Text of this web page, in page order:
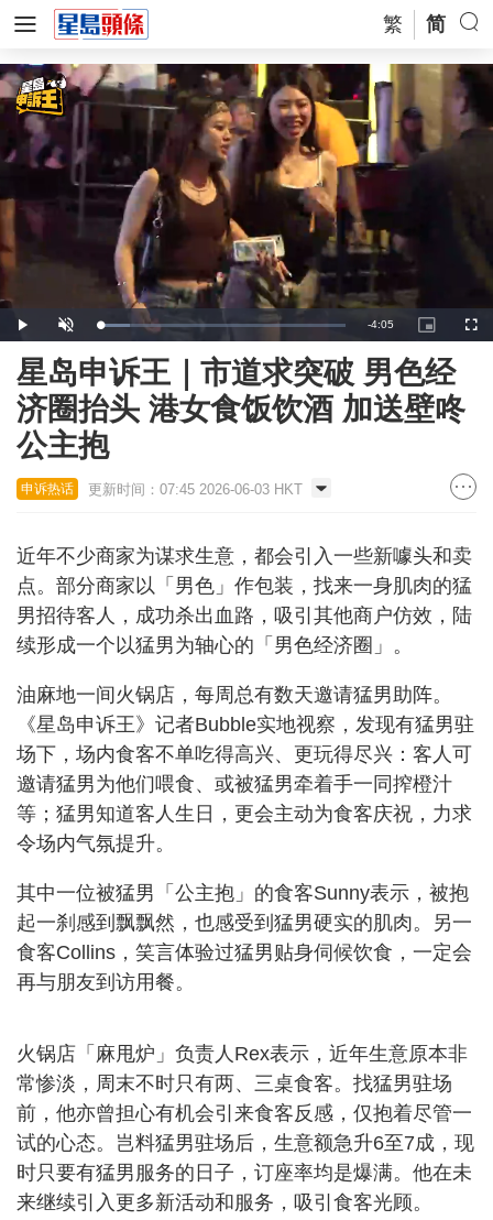
繁 简
Play Unmute Loaded:
12.37%
Remaining
Time
-4:05
Picture-
in-
星岛申诉王｜市道求突破 男色经
济圈抬头 港女食饭饮酒 加送壁咚
公主抱
申诉热话 更新时间：07:45 2026-06-03 HKT
近年不少商家为谋求生意，都会引入一些新噱头和卖
点。部分商家以「男色」作包装，找来一身肌肉的猛
男招待客人，成功杀出血路，吸引其他商户仿效，陆
续形成一个以猛男为轴心的「男色经济圈」。
油麻地一间火锅店，每周总有数天邀请猛男助阵。
《星岛申诉王》记者Bubble实地视察，发现有猛男驻
场下，场内食客不单吃得高兴、更玩得尽兴：客人可
邀请猛男为他们喂食、或被猛男牵着手一同搾橙汁
等；猛男知道客人生日，更会主动为食客庆祝，力求
令场内气氛提升。
其中一位被猛男「公主抱」的食客Sunny表示，被抱
起一刹感到飘飘然，也感受到猛男硬实的肌肉。另一
食客Collins，笑言体验过猛男贴身伺候饮食，一定会
再与朋友到访用餐。
火锅店「麻甩炉」负责人Rex表示，近年生意原本非
常惨淡，周末不时只有两、三桌食客。找猛男驻场
前，他亦曾担心有机会引来食客反感，仅抱着尽管一
试的心态。岂料猛男驻场后，生意额急升6至7成，现
时只要有猛男服务的日子，订座率均是爆满。他在未
来继续引入更多新活动和服务，吸引食客光顾。